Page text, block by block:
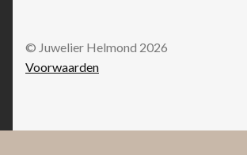
© Juwelier Helmond 2026
Voorwaarden